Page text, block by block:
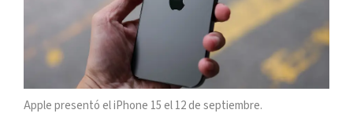
Apple presentó el iPhone 15 el 12 de septiembre.